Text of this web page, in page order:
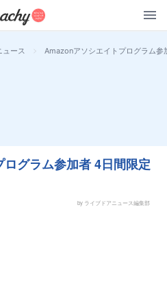
ュース > Amazonアソシエイトプログラム
グラム参加者 4日間限定
by ライブドアニュース編集部